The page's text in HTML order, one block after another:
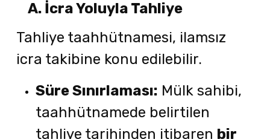
A. İcra Yoluyla Tahliye
Tahliye taahhütnamesi, ilamsız
icra takibine konu edilebilir.
Süre Sınırlaması: Mülk sahibi,
taahhütnamede belirtilen
tahliye tarihinden itibaren bir